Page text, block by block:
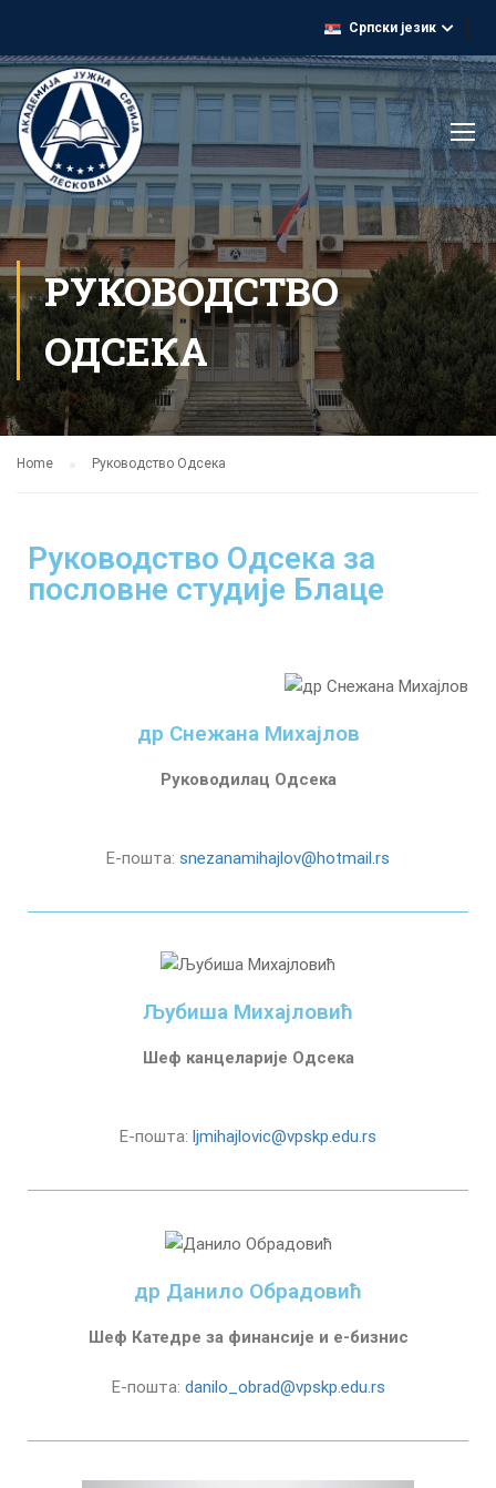
Српски језик
РУКОВОДСТВО
ОДСЕКА
Home Руководство Одсека
Руководство Одсека за
пословне студије Блаце
др Снежана Mихајлов
Руководилац Одсека
Е-пошта: snezanamihajlov@hotmail.rs
Љубиша Михајловић
Шеф канцеларије Одсека
Е-пошта: ljmihajlovic@vpskp.edu.rs
др Данило Обрадовић
Шеф Катедре за финансије и е-бизнис
Е-пошта: danilo_obrad@vpskp.edu.rs